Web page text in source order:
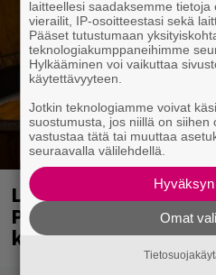
Laittomasta
Paavo Arhinmäki
kädessä – näitä
laitteellesi saadaksemme tietoja
vierailit, IP-osoitteestasi sekä
Pääset tutustumaan
teknologiakumppaneihimme
Hylkääminen voi vaikuttaa
käytettävyyteen.
Jotkin teknologiamme voivat
suostumusta, jos niillä on siihen
vastustaa tätä tai muuttaa
seuraavalla välilehdellä.
Omat